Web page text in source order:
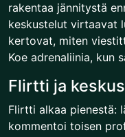
rakentaa jännitystä
keskustelut virtaavat
kertovat, miten
Koe adrenaliinia, kun
Flirtti ja
Flirtti alkaa pienestä:
kommentoi toisen